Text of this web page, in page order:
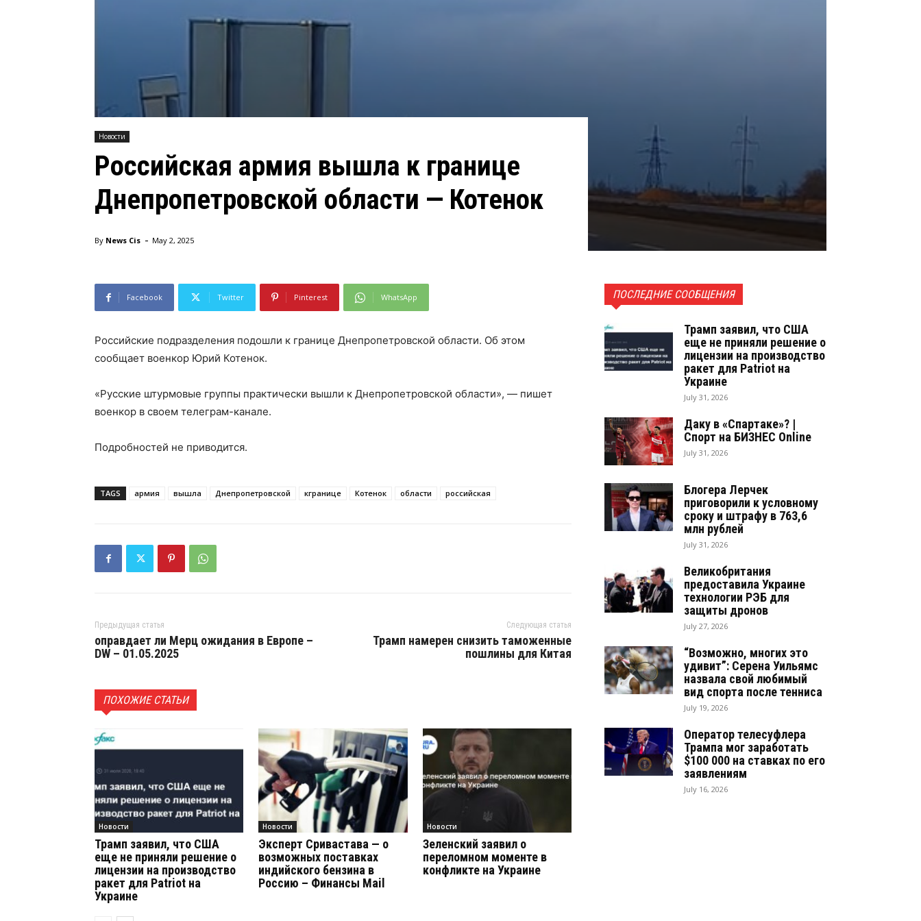
Новости
Российская армия вышла к границе
Днепропетровской области — Котенок
By News Cis - May 2, 2025
Facebook Twitter Pinterest WhatsApp
Российские подразделения подошли к границе Днепропетровской области. Об этом
сообщает военкор Юрий Котенок.
«Русские штурмовые группы практически вышли к Днепропетровской области», — пишет
военкор в своем телеграм-канале.
Подробностей не приводится.
TAGS армия вышла Днепропетровской кгранице Котенок области российская
Предыдущая статья
оправдает ли Мерц ожидания в Европе –
DW – 01.05.2025
Следующая статья
Трамп намерен снизить таможенные
пошлины для Китая
ПОХОЖИЕ СТАТЬИ
Новости
Трамп заявил, что США
еще не приняли решение о
лицензии на производство
ракет для Patriot на
Украине
Новости
Эксперт Сривастава — о
возможных поставках
индийского бензина в
Россию – Финансы Mail
Новости
Зеленский заявил о
переломном моменте в
конфликте на Украине
ПОСЛЕДНИЕ СООБЩЕНИЯ
Трамп заявил, что США
еще не приняли решение о
лицензии на производство
ракет для Patriot на
Украине
July 31, 2026
Даку в «Спартаке»? |
Спорт на БИЗНЕС Online
July 31, 2026
Блогера Лерчек
приговорили к условному
сроку и штрафу в 763,6
млн рублей
July 31, 2026
Великобритания
предоставила Украине
технологии РЭБ для
защиты дронов
July 27, 2026
“Возможно, многих это
удивит”: Серена Уильямс
назвала свой любимый
вид спорта после тенниса
July 19, 2026
Оператор телесуфлера
Трампа мог заработать
$100 000 на ставках по его
заявлениям
July 16, 2026